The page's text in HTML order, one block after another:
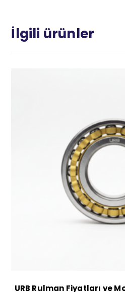
İlgili ürünler
URB Rulman Fiyatları ve